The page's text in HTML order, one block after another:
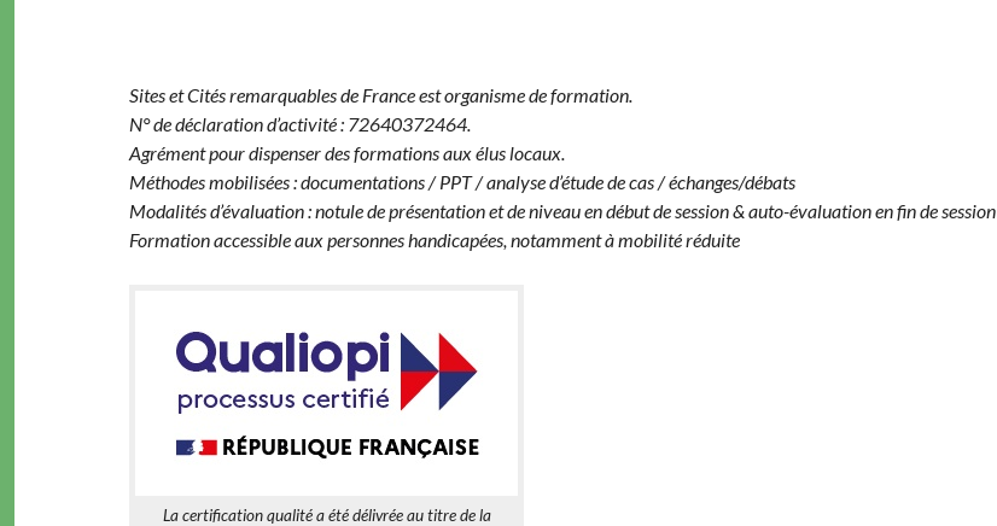
Sites et Cités remarquables de France est organisme de formation.
N° de déclaration d’activité : 72640372464.
Agrément pour dispenser des formations aux élus locaux.
Méthodes mobilisées : documentations / PPT / analyse d’étude de cas / échanges/débats
Modalités d’évaluation : notule de présentation et de niveau en début de session & auto-évaluation en fin de session
Formation accessible aux personnes handicapées, notamment à mobilité réduite
La certification qualité a été délivrée au titre de la